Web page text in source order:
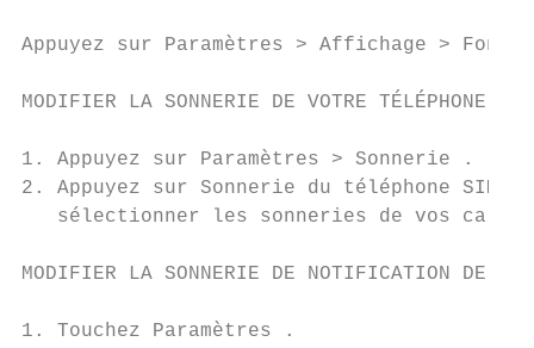
Appuyez sur Paramètres > Affichage > Fond
MODIFIER LA SONNERIE DE VOTRE TÉLÉPHONE
1. Appuyez sur Paramètres > Sonnerie .
2. Appuyez sur Sonnerie du téléphone SIM1
sélectionner les sonneries de vos
MODIFIER LA SONNERIE DE NOTIFICATION DE VOS
1. Touchez Paramètres .